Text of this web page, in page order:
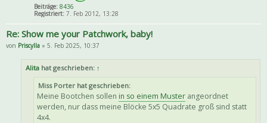
Beiträge: 8436
Registriert: 7. Feb 2012, 13:28
Re: Show me your Patchwork, baby!
von Priscylla » 5. Feb 2025, 10:37
Alita hat geschrieben: ↑
Miss Porter hat geschrieben:
Meine Bootchen sollen in so einem Muster angeordnet
werden, nur dass meine Blöcke 5x5 Quadrate groß sind statt
4x4.